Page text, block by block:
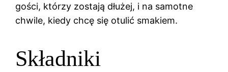
gości, którzy zostają dłużej, i na samotne
chwile, kiedy chcę się otulić smakiem.
Składniki